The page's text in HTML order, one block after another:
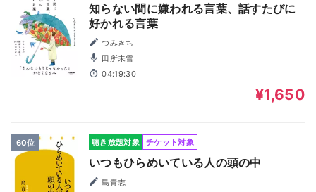
知らない間に嫌われる言葉、話すたびに
好かれる言葉
つみきち
田所未雪
04:19:30
¥1,650
60位 聴き放題対象 チケット対象
いつもひらめいている人の頭の中
島青志